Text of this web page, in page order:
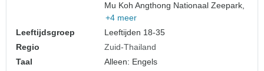
Mu Koh Angthong Nationaal Zeepark,
+4 meer
Leeftijdsgroep
Leeftijden 18-35
Regio
Zuid-Thailand
Taal
Alleen: Engels